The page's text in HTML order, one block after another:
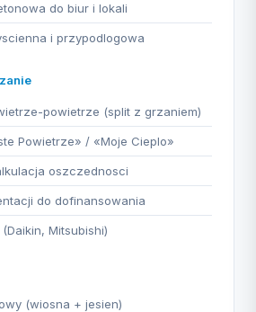
do biur i lokali
i przypodlogowa
powietrze (split z grzaniem)
Powietrze» / «Moje Cieplo»
oszczednosci
do dofinansowania
Mitsubishi)
(wiosna + jesien)